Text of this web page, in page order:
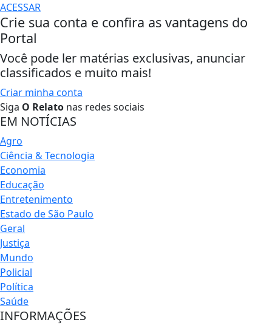
ACESSAR
Crie sua conta e confira as vantagens do
Portal
Você pode ler matérias exclusivas, anunciar
classificados e muito mais!
Criar minha conta
Siga O Relato nas redes sociais
EM NOTÍCIAS
Agro
Ciência & Tecnologia
Economia
Educação
Entretenimento
Estado de São Paulo
Geral
Justiça
Mundo
Policial
Política
Saúde
INFORMAÇÕES